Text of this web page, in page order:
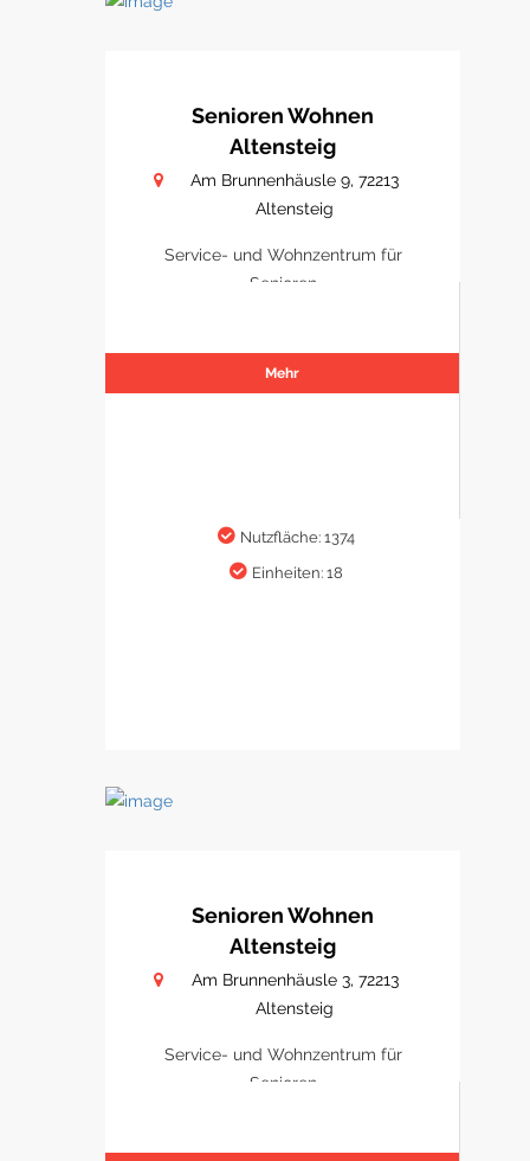
Senioren Wohnen
Altensteig
Am Brunnenhäusle 9, 72213
Altensteig
Service- und Wohnzentrum für
Senioren
Mehr
Nutzfläche: 1374
Einheiten: 18
Senioren Wohnen
Altensteig
Am Brunnenhäusle 3, 72213
Altensteig
Service- und Wohnzentrum für
Senioren